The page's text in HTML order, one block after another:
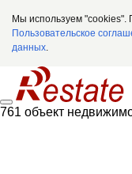
Мы используем
Пользовательское
данных.
761 объект